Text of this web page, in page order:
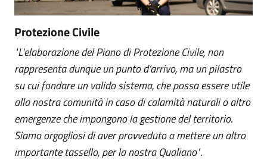
Protezione Civile
"L’elaborazione del Piano di Protezione Civile, non
rappresenta dunque un punto d’arrivo, ma un pilastro
su cui fondare un valido sistema, che possa essere utile
alla nostra comunità in caso di calamità naturali o altro
emergenze che impongono la gestione del territorio.
Siamo orgogliosi di aver provveduto a mettere un altro
importante tassello, per la nostra Qualiano".